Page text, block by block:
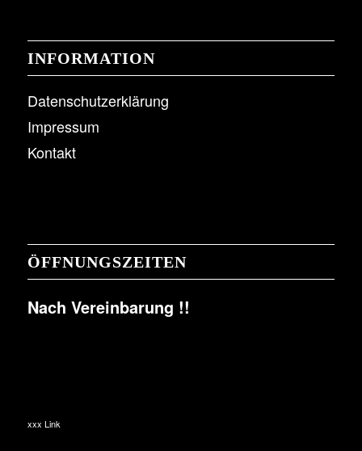
INFORMATION
Datenschutzerklärung
Impressum
Kontakt
ÖFFNUNGSZEITEN
Nach Vereinbarung !!
xxx Link